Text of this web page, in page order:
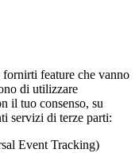
feature che vanno
di utilizzare
il tuo consenso, su
servizi di terze parti:
Event Tracking)